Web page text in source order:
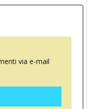
via e-mail